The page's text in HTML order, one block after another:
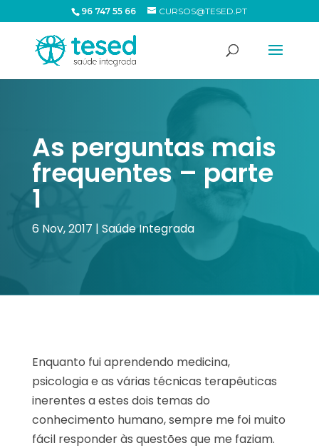
96 747 55 66 CURSOS@TESED.PT
As perguntas mais
frequentes – parte
1
6 Nov, 2017 | Saúde Integrada
Enquanto fui aprendendo medicina,
psicologia e as várias técnicas terapêuticas
inerentes a estes dois temas do
conhecimento humano, sempre me foi muito
fácil responder às questões que me faziam.